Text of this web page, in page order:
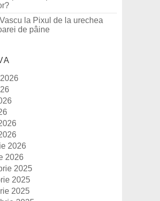
la Pixul de la urechea
de pâine
2026
2026
2025
2025
2025